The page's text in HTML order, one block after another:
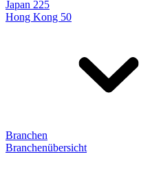
Japan 225
Hong Kong 50
Branchen
Branchenübersicht